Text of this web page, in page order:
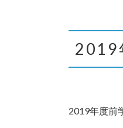
2019
2019年度前